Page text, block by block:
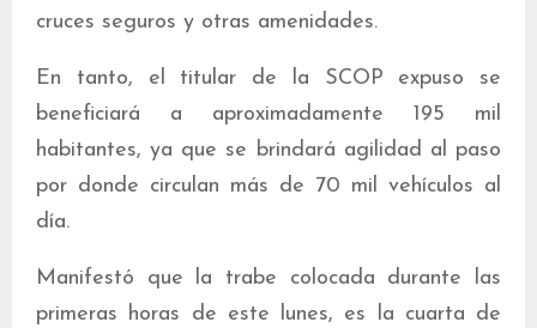
cruces seguros y otras amenidades.
En tanto, el titular de la SCOP expuso se
beneficiará a aproximadamente 195 mil
habitantes, ya que se brindará agilidad al paso
por donde circulan más de 70 mil vehículos al
día.
Manifestó que la trabe colocada durante las
primeras horas de este lunes, es la cuarta de